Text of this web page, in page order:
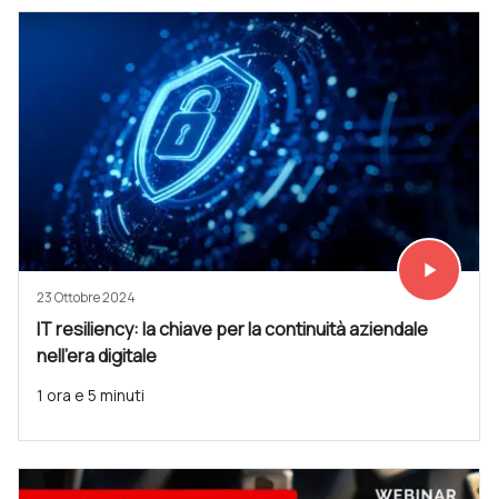
Vedi subito
play_arrow
23 Ottobre 2024
IT resiliency: la chiave per la continuità aziendale
nell'era digitale
1 ora e 5 minuti